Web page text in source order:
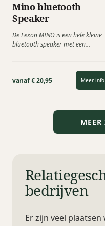
Mino bluetooth
Speaker
De Lexon MINO is een hele kleine
bluetooth speaker met een
vanaf € 20,95 Meer info
bedrijven
Er zijn veel